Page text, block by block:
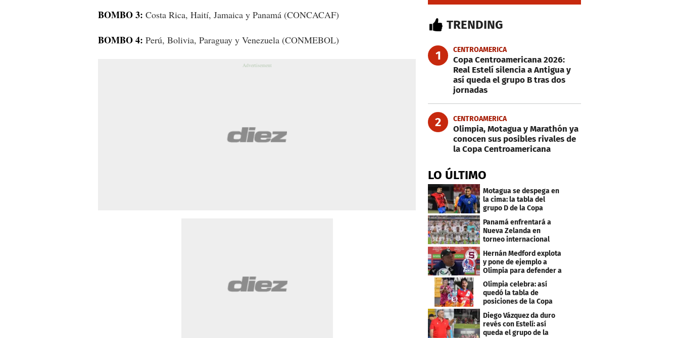
BOMBO 3: Costa Rica, Haití, Jamaica y Panamá (CONCACAF)
BOMBO 4: Perú, Bolivia, Paraguay y Venezuela (CONMEBOL)
TRENDING
1 CENTROAMERICA
Copa Centroamericana 2026:
Real Estelí silencia a Antigua y
así queda el grupo B tras dos
jornadas
2 CENTROAMERICA
Olimpia, Motagua y Marathón ya
conocen sus posibles rivales de
la Copa Centroamericana
LO ÚLTIMO
Motagua se despega en
la cima: la tabla del
grupo D de la Copa
Centroamericana
Panamá enfrentará a
Nueva Zelanda en
torneo internacional
durante Fecha FIFA
Hernán Medford explota
y pone de ejemplo a
Olimpia para defender a
Saprissa
Olimpia celebra: así
quedó la tabla de
posiciones de la Copa
Centroamericana
Diego Vázquez da duro
revés con Estelí: así
queda el grupo de la